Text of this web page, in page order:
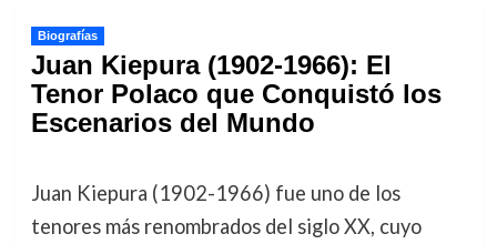
Biografías
Juan Kiepura (1902-1966): El
Tenor Polaco que Conquistó los
Escenarios del Mundo
Juan Kiepura (1902-1966) fue uno de los
tenores más renombrados del siglo XX, cuyo